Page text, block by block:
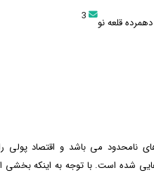
قلعه نو 3
نامحدود می باشد و اقتصاد پولی
شده است. با توجه به اینکه بخشی از